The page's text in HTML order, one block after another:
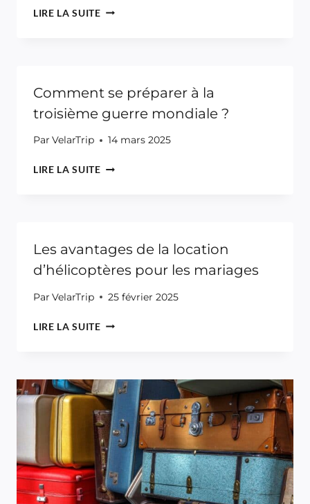
LIRE LA SUITEWEEK-
:
LES
ESSENTIELS
À
DANS
Comment se préparer à la
troisième guerre mondiale ?
Par VelarTrip 14 mars 2025
LIRE LA SUITECOMMENT
GUERRE
MONDIALE
Les avantages de la location
d’hélicoptères pour les mariages
Par VelarTrip 25 février 2025
LIRE LA SUITELES
LOCATION
D’HÉLICOPTÈRES
POUR
LES
MARIAGES